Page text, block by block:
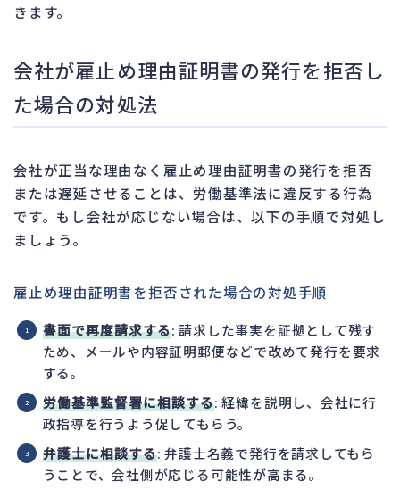
きます。
会社が雇止め理由証明書の発行を拒否し
た場合の対処法
会社が正当な理由なく雇止め理由証明書の発行を拒否
または遅延させることは、労働基準法に違反する行為
です。もし会社が応じない場合は、以下の手順で対処し
ましょう。
雇止め理由証明書を拒否された場合の対処手順
書面で再度請求する: 請求した事実を証拠として残す
ため、メールや内容証明郵便などで改めて発行を要求
する。
労働基準監督署に相談する: 経緯を説明し、会社に行
政指導を行うよう促してもらう。
弁護士に相談する: 弁護士名義で発行を請求してもら
うことで、会社側が応じる可能性が高まる。